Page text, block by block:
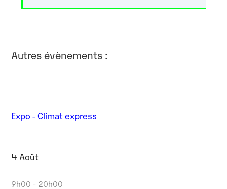
Autres évènements :
Expo - Climat express
4 Août
9h00 - 20h00